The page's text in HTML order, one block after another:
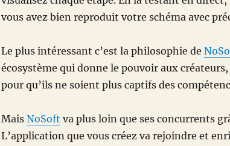
vous avez bien reproduit votre schéma avec
Le plus intéressant c’est la philosophie de
écosystème qui donne le pouvoir aux
pour qu’ils ne soient plus captifs des
Mais NoSoft va plus loin que ses concurrents
L’application que vous créez va rejoindre et